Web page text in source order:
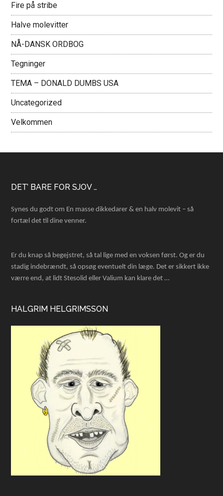
Fire på stribe
Halve molevitter
NÅ-DANSK ORDBOG
Tegninger
TEMA – DONALD DUMBS USA
Uncategorized
Velkommen
Footer
DET’ BARE FOR SJOV …
Synes du godt om En masse dikkedarer & en halv molevit – så
fortæl det til dine venner.
Er du knap så begejstret, så tal lige med en voksen først. Og er du
stadig indebrændt, så opsøg eventuelt din læge. Det er sikkert ikke
værre end, at lidt Stesolid eller Valium kan klare det …
HALGRIM HELGRIMSSON